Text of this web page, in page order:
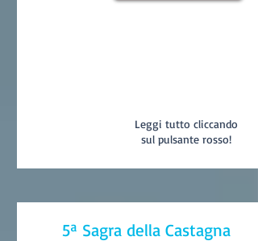
Leggi tutto cliccando
sul pulsante rosso!
5ª Sagra della Castagna